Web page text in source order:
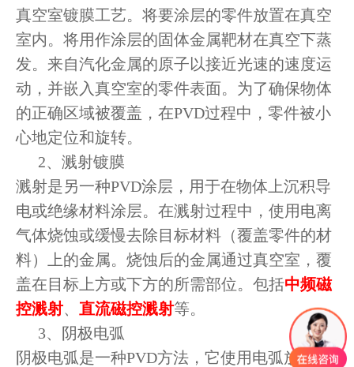
真空室镀膜工艺。将要涂层的零件放置在真空
室内。将用作涂层的固体金属靶材在真空下蒸
发。来自汽化金属的原子以接近光速的速度运
动，并嵌入真空室的零件表面。为了确保物体
的正确区域被覆盖，在PVD过程中，零件被小
心地定位和旋转。
2、溅射镀膜
溅射是另一种PVD涂层，用于在物体上沉积导
电或绝缘材料涂层。在溅射过程中，使用电离
气体烧蚀或缓慢去除目标材料（覆盖零件的材
料）上的金属。烧蚀后的金属通过真空室，覆
盖在目标上方或下方的所需部位。包括中频磁
控溅射、 直流磁控溅射等。
3、阴极电弧
阴极电弧是一种PVD方法，它使用电弧放电蒸